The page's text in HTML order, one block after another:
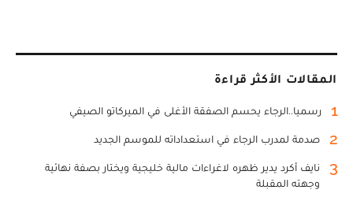
المقالات الأكثر قراءة
1 رسميا..الرجاء يحسم الصفقة الأغلى في الميركاتو الصيفي
2 صدمة لمدرب الرجاء في استعداداته للموسم الجديد
3
نايف أكرد يدير ظهره لاغراءات مالية خليجية ويختار بصفة نهائية
وجهته المقبلة